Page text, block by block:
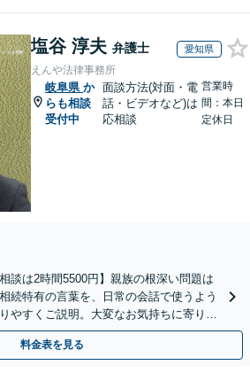
塩谷 淳夫 弁護士 愛知県
えんや法律事務所
岐阜県 か
らも相談
受付中
面談方法(対面・電
話・ビデオなど)は
応相談
営業時
間：本日
定休日
談は2時間5500円】親族の根深い問題は
続特有の言葉を、日常の会話で使うよう
やすくご説明。大変なお気持ちに寄り添
ます
料金表を見る